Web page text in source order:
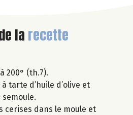
larecette
200° (th.7).
tarte d’huile d’olive et
cerises dans le moule et